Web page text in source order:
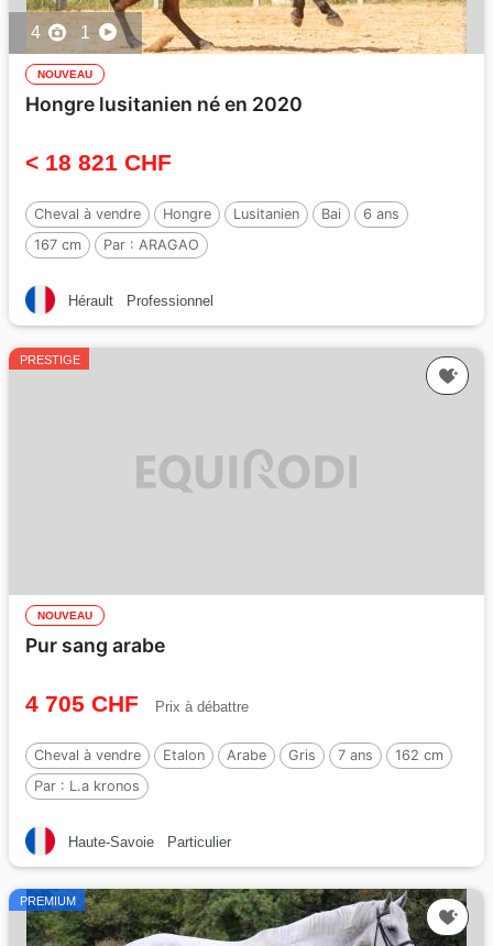
4 1
NOUVEAU
Hongre lusitanien né en 2020
< 18 821 CHF
Cheval à vendre Hongre Lusitanien Bai
6 ans
167 cm
Par : ARAGAO
Hérault Professionnel
PRESTIGE
NOUVEAU
Pur sang arabe
4 705 CHF Prix à débattre
Cheval à vendre Etalon Arabe Gris 7 ans
162 cm
Par : L.a kronos
Haute-Savoie Particulier
PREMIUM